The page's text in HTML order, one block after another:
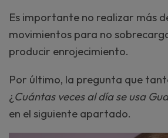
Es importante no realizar más
movimientos para no
producir enrojecimiento.
Por último, la pregunta que
¿ Cuántas veces al día se usa
en el siguiente apartado.